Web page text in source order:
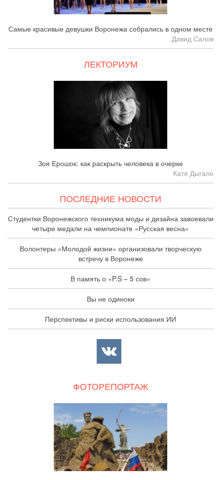
Самые красивые девушки Воронежа собрались в одном месте
Давид Салов
ЛЕКТОРИУМ
Зоя Ерошок: как раскрыть человека в очерке
Катя Дыгало
ПОСЛЕДНИЕ НОВОСТИ
Студентки Воронежского техникума моды и дизайна завоевали
четыре медали на чемпионате «Русская весна»
Волонтеры «Молодой жизни» организовали творческую
встречу в Воронеже
В память о «P.S – 5 сов»
Вы не одиноки
Перспективы и риски использования ИИ
ФОТОРЕПОРТАЖ